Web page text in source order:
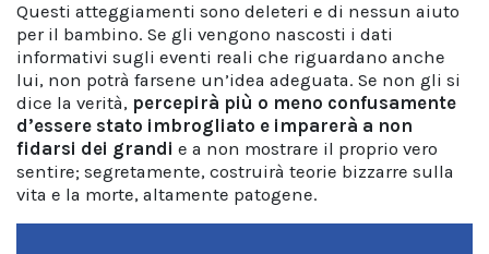
Questi atteggiamenti sono deleteri e di nessun aiuto
per il bambino. Se gli vengono nascosti i dati
informativi sugli eventi reali che riguardano anche
lui, non potrà farsene un’idea adeguata. Se non gli si
dice la verità, percepirà più o meno confusamente
d’essere stato imbrogliato e imparerà a non
fidarsi dei grandi e a non mostrare il proprio vero
sentire; segretamente, costruirà teorie bizzarre sulla
vita e la morte, altamente patogene.